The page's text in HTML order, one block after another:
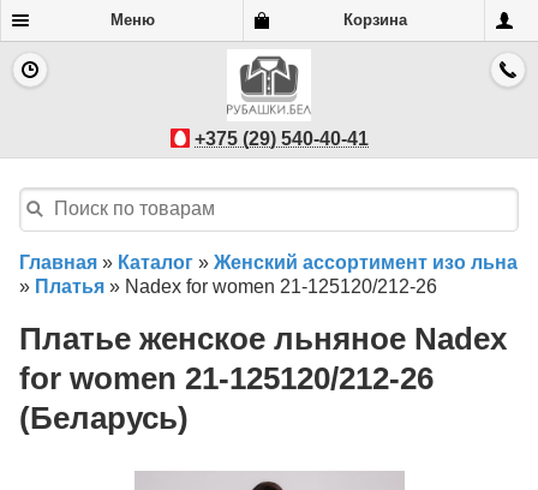
Меню Корзина
+375 (29) 540-40-41
Главная » Каталог » Женский ассортимент изо льна
» Платья » Nadex for women 21-125120/212-26
Платье женское льняное Nadex
for women 21-125120/212-26
(Беларусь)